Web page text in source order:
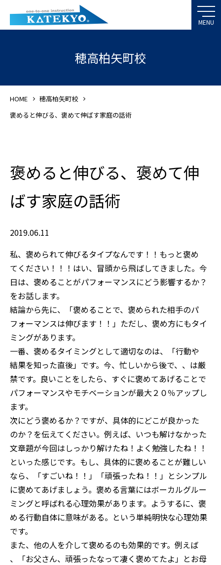
穂高柏矢町校
HOME
穂高柏矢町校
褒めると伸びる、褒めて伸ばす家庭の話術
褒めると伸びる、褒めて伸
ばす家庭の話術
2019.06.11
私、褒められて伸びるタイプなんです！！もっと褒め
てください！！！はい、冒頭から飛ばしてきました。今
日は、褒めることがパフォーマンスにどう影響するか？
をお話します。
結論から先に、「褒めることで、褒められた相手のパ
フォーマンスは伸びます！！」ただし、褒め方にもタイ
ミングがあります。
一番、褒めるタイミングとして適切なのは、「行動や
結果を知った直後」です。今、忙しいから後で、、は厳
禁です。良いことをしたら、すぐに褒めてあげることで
パフォーマンスやモチベーションが最大２０％アップし
ます。
次にどう褒めるか？ですが、具体的にどこが良かった
のか？を伝えてください。例えば、いつも解けなかった
文章題が今回はしっかり解けたね！よく勉強したね！！
といった感じです。もし、具体的に褒めることが難しい
なら、「すごいね！！」「頑張ったね！！」とシンプル
に褒めてあげましょう。褒める言葉にはボーカルグルー
ミングと呼ばれる心理効果があります。ようするに、褒
める行動自体に意味がある。という単純明快な心理効果
です。
また、他の人を介して褒めるのも効果的です。例えば
、「お父さん、頑張ったなって凄く褒めてたよ」とお母